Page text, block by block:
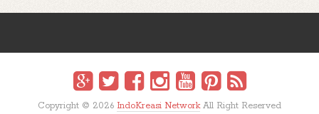
Copyright © 2026 IndoKreasi NetworkAll Right Reserved